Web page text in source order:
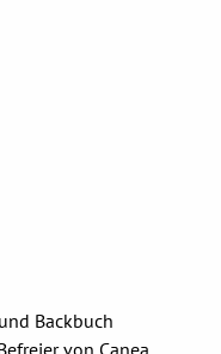
Backbuch
von Canea